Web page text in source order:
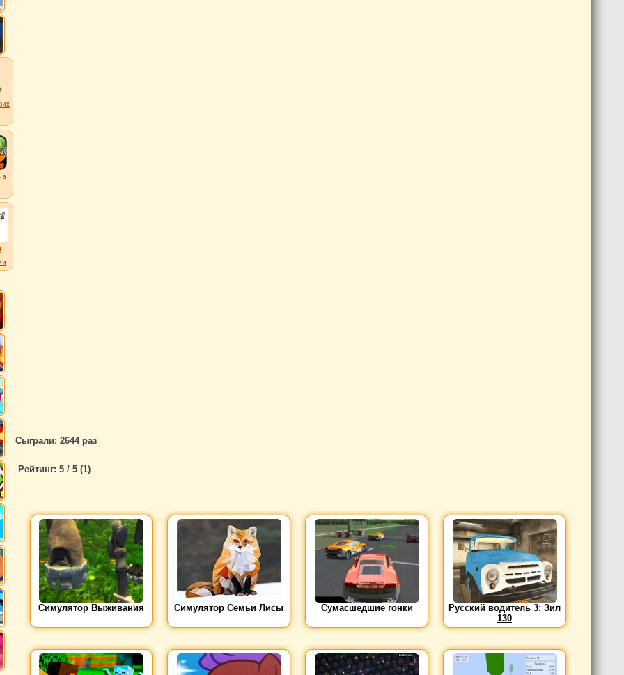
Сыграли: 2644 раз
Рейтинг: 5 / 5 (1)
Симулятор Выживания Симулятор Семьи Лисы Сумасшедшие гонки
Русский водитель 3: Зил
130